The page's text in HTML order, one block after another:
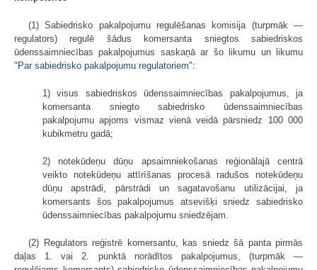
(1) Sabiedrisko pakalpojumu regulēšanas komisija (turpmāk —
regulators) regulē šādus komersanta sniegtos sabiedriskos
ūdenssaimniecības pakalpojumus saskaņā ar šo likumu un likumu
" Par sabiedrisko pakalpojumu regulatoriem":
1) visus sabiedriskos ūdenssaimniecības pakalpojumus, ja
komersanta sniegto sabiedrisko ūdenssaimniecības
pakalpojumu apjoms vismaz vienā veidā pārsniedz 100 000
kubikmetru gadā;
2) notekūdeņu dūņu apsaimniekošanas reģionālajā centrā
veikto notekūdeņu attīrīšanas procesā radušos notekūdeņu
dūņu apstrādi, pārstrādi un sagatavošanu utilizācijai, ja
komersants šos pakalpojumus atsevišķi sniedz sabiedrisko
ūdenssaimniecības pakalpojumu sniedzējam.
(2) Regulators reģistrē komersantu, kas sniedz šā panta pirmās
daļas 1. vai 2. punktā norādītos pakalpojumus, (turpmāk —